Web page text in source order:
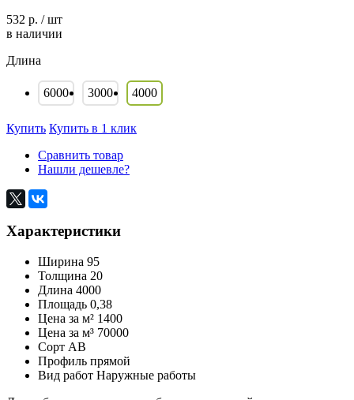
532 р. /шт
в наличии
Длина
6000 3000 4000
Купить Купить в 1 клик
Сравнить товар
Нашли дешевле?
Характеристики
Ширина 95
Толщина 20
Длина 4000
Площадь 0,38
Цена за м² 1400
Цена за м³ 70000
Сорт AB
Профиль прямой
Вид работ Наружные работы